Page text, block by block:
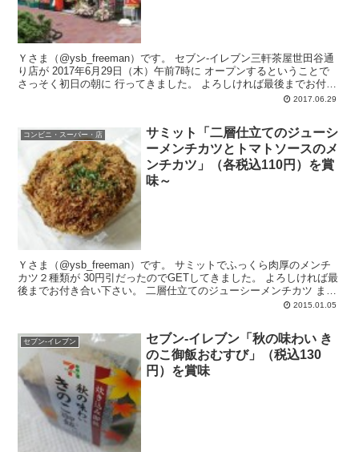
Ｙさま（@ysb_freeman）です。 セブン-イレブン三軒茶屋世田谷通
り店が 2017年6月29日（木）午前7時に オープンするということで
さっそく初日の朝に 行ってきました。 よろしければ最後までお付き
2017.06.29
コンビニ・スーパー・店
サミット「二層仕立てのジューシ
ーメンチカツとトマトソースのメ
ンチカツ」（各税込110円）を賞
味～
Ｙさま（@ysb_freeman）です。 サミットでふっくら肉厚のメンチ
カツ２種類が 30円引だったのでGETしてきました。 よろしければ最
後までお付き合い下さい。 二層仕立てのジューシーメンチカツ まず
2015.01.05
セブン-イレブン
セブン-イレブン「秋の味わい き
のこ御飯おむすび」（税込130
円）を賞味